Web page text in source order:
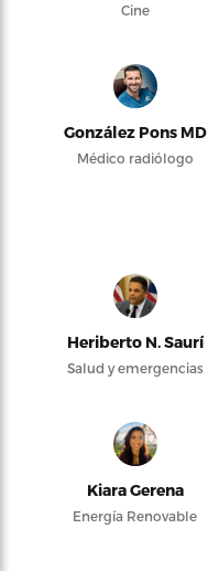
Cine
González Pons MD
Médico radiólogo
Heriberto N. Saurí
Salud y emergencias
Kiara Gerena
Energía Renovable